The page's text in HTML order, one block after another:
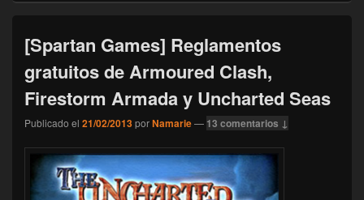
[Spartan Games] Reglamentos
gratuitos de Armoured Clash,
Firestorm Armada y Uncharted Seas
Publicado el 21/02/2013porNamarie— 13 comentarios ↓